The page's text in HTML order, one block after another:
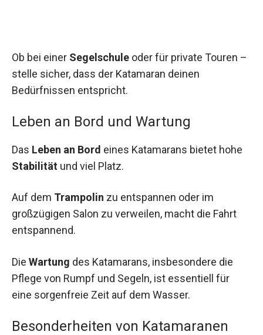
Ob bei einer Segelschule oder für private Touren –
stelle sicher, dass der Katamaran deinen
Bedürfnissen entspricht.
Leben an Bord und Wartung
Das Leben an Bord eines Katamarans bietet hohe
Stabilität und viel Platz.
Auf dem Trampolin zu entspannen oder im
großzügigen Salon zu verweilen, macht die Fahrt
entspannend.
Die Wartung des Katamarans, insbesondere die
Pflege von Rumpf und Segeln, ist essentiell für
eine sorgenfreie Zeit auf dem Wasser.
Besonderheiten von Katamaranen